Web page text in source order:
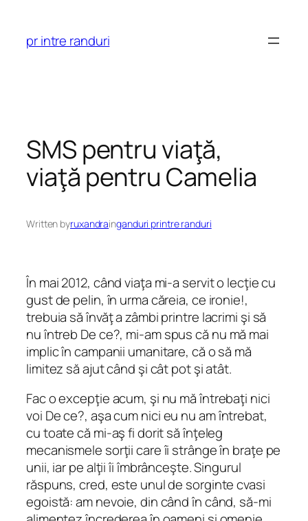
content
pr intre randuri
SMS pentru viaţă,
viaţă pentru Camelia
Written byruxandrainganduri printre randuri
În mai 2012, când viaţa mi-a servit o lecţie cu
gust de pelin, în urma căreia, ce ironie!,
trebuia să învăţ a zâmbi printre lacrimi şi să
nu întreb De ce?, mi-am spus că nu mă mai
implic în campanii umanitare, că o să mă
limitez să ajut când şi cât pot şi atât.
Fac o excepţie acum, şi nu mă întrebaţi nici
voi De ce?, aşa cum nici eu nu am întrebat,
cu toate că mi-aş fi dorit să înţeleg
mecanismele sorţii care îi strânge în braţe pe
unii, iar pe alţii îi îmbrânceşte. Singurul
răspuns, cred, este unul de sorginte cvasi
egoistă: am nevoie, din când în când, să-mi